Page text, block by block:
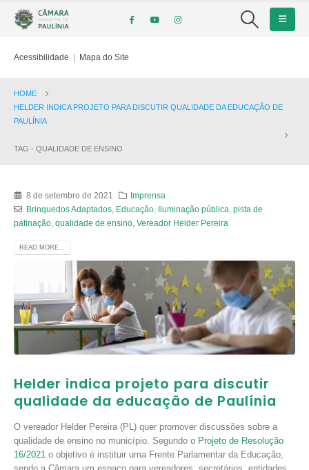
Acessibilidade | Mapa do Site
HOME
HELDER INDICA PROJETO PARA DISCUTIR QUALIDADE DA EDUCAÇÃO DE
PAULÍNIA
TAG - QUALIDADE DE ENSINO
8 de setembro de 2021
Imprensa
Brinquedos Adaptados, Educação, Iluminação pública pista de
patinação qualidade de ensino Vereador Helder Pereira
READ MORE...
Helder indica projeto para discutir
qualidade da educação de Paulínia
O vereador Helder Pereira (PL) quer promover discussões sobre a
qualidade de ensino no município. Segundo o Projeto de Resolução
16/2021 o objetivo é instituir uma Frente Parlamentar da Educação,